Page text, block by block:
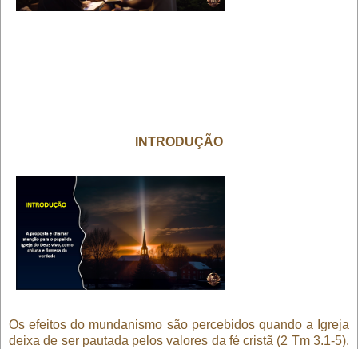
INTRODUÇÃO
Os efeitos do mundanismo são percebidos quando a Igreja
deixa de ser pautada pelos valores da fé cristã (2 Tm 3.1-5).